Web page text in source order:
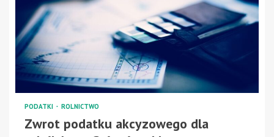
PODATKI ROLNICTWO
Zwrot podatku akcyzowego dla